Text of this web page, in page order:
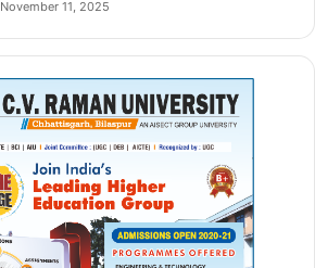
November 11, 2025